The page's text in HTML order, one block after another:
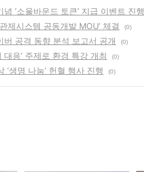
‘소울바운드 토큰’ 지급 이벤트 진행
제시스템 공동개발 MOU’ 체결 (0)
공격 동향 분석 보고서 공개 (0)
응’ 주제로 환경 특강 개최 (0)
생명 나눔’ 헌혈 행사 진행 (0)